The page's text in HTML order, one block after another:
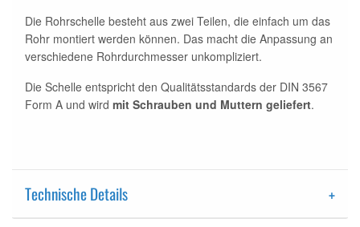
Die Rohrschelle besteht aus zwei Teilen, die einfach um das
Rohr montiert werden können. Das macht die Anpassung an
verschiedene Rohrdurchmesser unkompliziert.
Die Schelle entspricht den Qualitätsstandards der DIN 3567
Form A und wird mit Schrauben und Muttern geliefert.
Technische Details